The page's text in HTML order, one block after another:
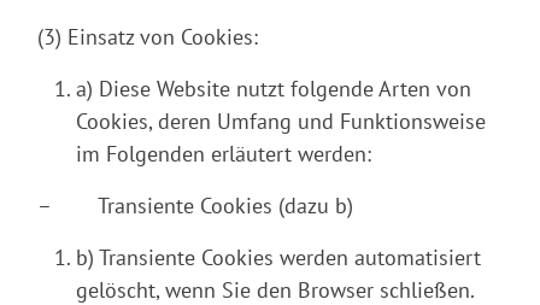
(3) Einsatz von Cookies:
a) Diese Website nutzt folgende Arten von
Cookies, deren Umfang und Funktionsweise
im Folgenden erläutert werden:
– Transiente Cookies (dazu b)
b) Transiente Cookies werden automatisiert
gelöscht, wenn Sie den Browser schließen.